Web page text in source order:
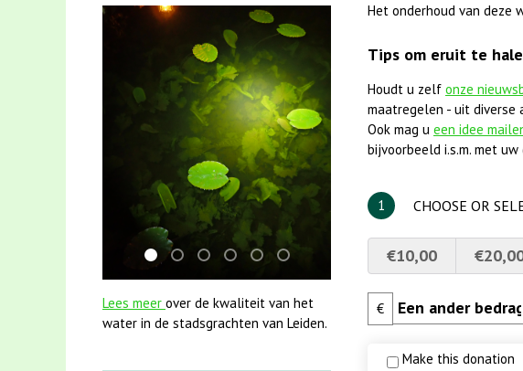
Het onderhoud van deze
Tips om eruit te
Houdt u zelf onze
maatregelen - uit diverse
Ook mag u een idee
bijvoorbeeld i.s.m. met
1 CHOOSE OR
€10,00
€
Make this donation
jun2021 zaklv 5 snoekje MOOI
karper met kattenklimtouw
jun2021 28 brasem en rietvoorns 4a verscherpt
mei2021 1 snoekje elly
mei2021 watervogelmethode fuut met
smoelenboek fifi en karper nieuwsbrief-
Lees meer over de kwaliteit van het
water in de stadsgrachten van Leiden.